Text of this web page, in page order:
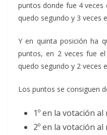
puntos donde fue 4
quedo segundo y 3 veces
Y en quinta posición ha
puntos, en 2 veces fue
quedo segundo y 2 veces
Los puntos se consiguen
1º en la votación
2º en la votación